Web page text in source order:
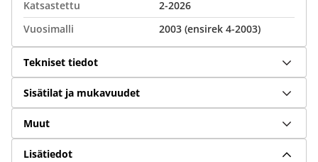
Katsastettu
2-2026
Vuosimalli
2003 (ensirek 4-2003)
Tekniset tiedot
Sisätilat ja mukavuudet
Muut
Lisätiedot